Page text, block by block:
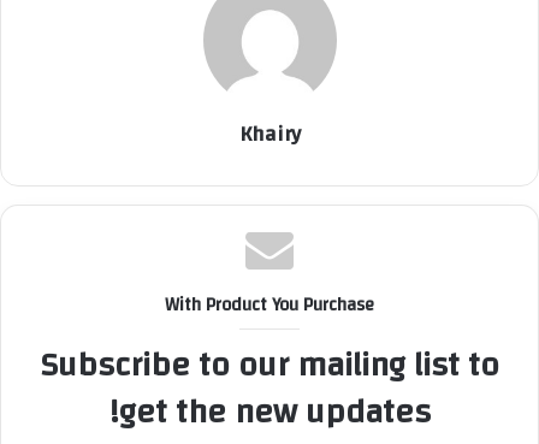
Khairy
With Product You Purchase
Subscribe to our mailing list to
get the new updates!